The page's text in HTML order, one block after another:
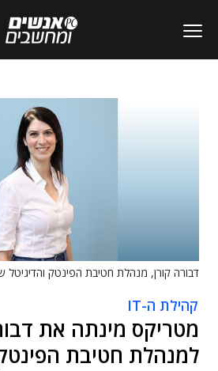
דבורה קורן, מנהלת חטיבת הפינטק
קהילת ה-IT
מטריקס מינתה את
למנהלת חטיבת הפינטק